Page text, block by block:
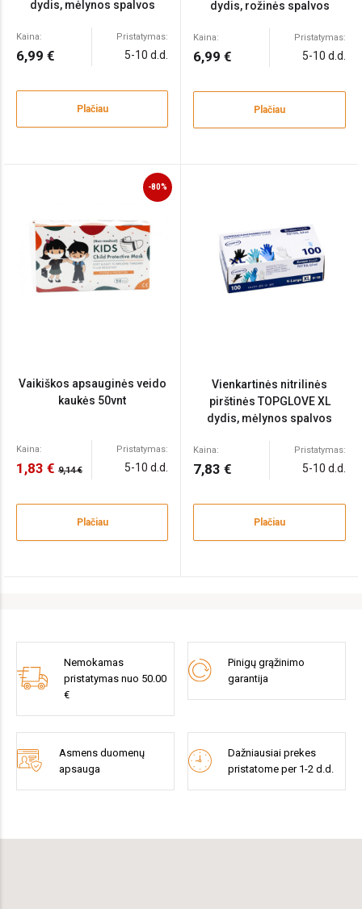
dydis, mėlynos spalvos
Kaina:
6,99 €
Pristatymas:
5-10 d.d.
Plačiau
dydis, rožinės spalvos
Kaina:
6,99 €
Pristatymas:
5-10 d.d.
Plačiau
-80%
Vaikiškos apsauginės veido
kaukės 50vnt
Kaina:
1,83 € 9,14 €
Pristatymas:
5-10 d.d.
Plačiau
Vienkartinės nitrilinės
pirštinės TOPGLOVE XL
dydis, mėlynos spalvos
Kaina:
7,83 €
Pristatymas:
5-10 d.d.
Plačiau
Nemokamas
pristatymas nuo 50.00
€
Pinigų grąžinimo
garantija
Asmens duomenų
apsauga
Dažniausiai prekes
pristatome per 1-2 d.d.